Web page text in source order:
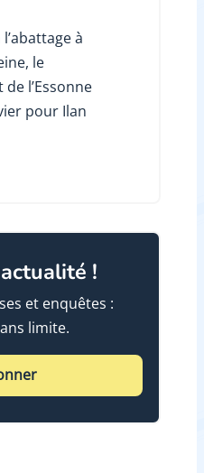
à
le
l’Essonne
pour Ilan
!
et enquêtes :
limite.